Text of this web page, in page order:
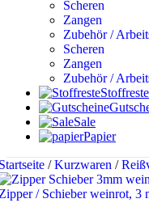
Scheren
Zangen
Zubehör /
Scheren
Zangen
Zubehör /
Stoffreste
Sale
Papier
/ Kurzwaren /
/ Schieber weinrot, 3